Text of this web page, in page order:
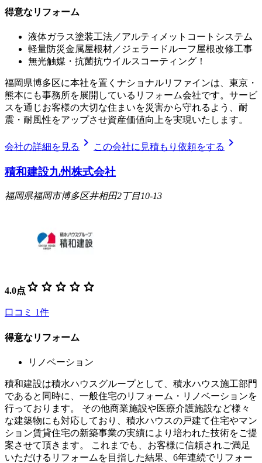
得意なリフォーム
液体ガラス塗装工法／アルティメットコートシステム
軽量防災金属屋根材／ジェラードルーフ屋根改修工事
無光触媒・抗菌抗ウイルスコーティング！
福岡県博多区に本社を置くナショナルリファインは、東京・
熊本にも事務所を展開しているリフォーム会社です。サービ
スを通じお客様の大切な住まいを災害から守れるよう、耐
震・耐風性をアップさせ資産価値向上を実現いたします。
会社の詳細を見る chevron_right この会社に見積もり依頼をする chevron_right
積和建設九州株式会社
福岡県福岡市博多区井相田2丁目10-13
4.0点 star star star star star
口コミ 1件
得意なリフォーム
リノベーション
積和建設は積水ハウスグループとして、積水ハウス施工部門
であると同時に、一般住宅のリフォーム・リノベーションを
行っております。 その他商業施設や医療介護施設など様々
な建築物にも対応しており、積水ハウスの戸建て住宅やマン
ション賃貸住宅の新築事業の実績により培われた技術をご提
案させて頂きます。 これまでも、お客様に信頼されご満足
いただけるリフォームを目指した結果、6年連続でリフォー